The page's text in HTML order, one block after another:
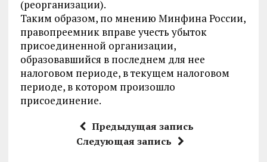
(реорганизации).
Таким образом, по мнению Минфина России,
правопреемник вправе учесть убыток
присоединенной организации,
образовавшийся в последнем для нее
налоговом периоде, в текущем налоговом
периоде, в котором произошло
присоединение.
Предыдущая запись
Следующая запись